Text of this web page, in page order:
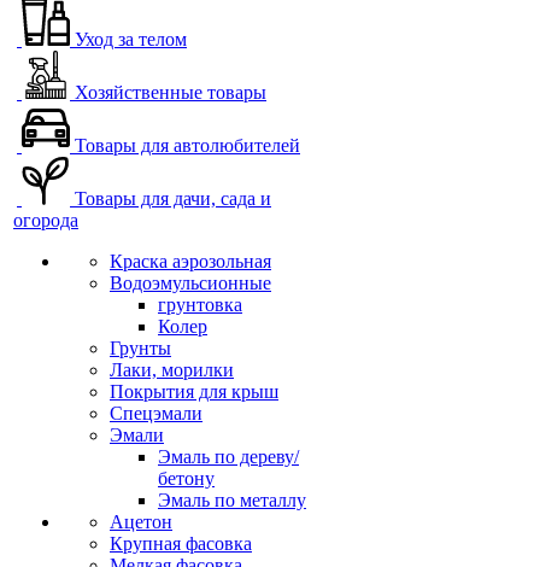
Уход за телом
Хозяйственные товары
Товары для автолюбителей
Товары для дачи, сада и
огорода
Краска аэрозольная
Водоэмульсионные
грунтовка
Колер
Грунты
Лаки, морилки
Покрытия для крыш
Спецэмали
Эмали
Эмаль по дереву/
бетону
Эмаль по металлу
Ацетон
Крупная фасовка